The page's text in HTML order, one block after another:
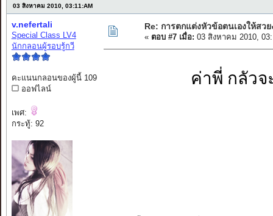
03 สิงหาคม 2010, 03:11:AM
v.nefertali
Special Class LV4
นักกลอนผู้รอบรู้กวี
คะแนนกลอนของผู้นี้ 109
ออฟไลน์
เพศ:
กระทู้: 92
Re: การตกแต่งหัวข้อตนเองให้สวย
« ตอบ #7 เมื่อ: 03 สิงหาคม 2010,
ค่าพี่ กลัวจ